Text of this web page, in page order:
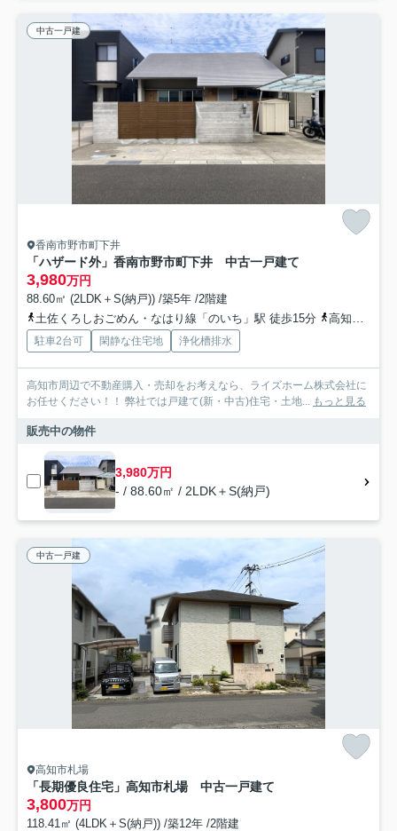
中古一戸建
香南市野市町下井
「ハザード外」香南市野市町下井 中古一戸建て
3,980万円
88.60㎡ (2LDK＋S(納戸)) /築5年 /2階建
土佐くろしおごめん・なはり線「のいち」駅 徒歩15分
高知県香南市「上高田（高知県）」バス停下車 徒歩7分
駐車2台可 閑静な住宅地 浄化槽排水
高知市周辺で不動産購入・売却をお考えなら、ライズホーム株式会社に
お任せください！！ 弊社では戸建て(新・中古)住宅・土地... もっと見る
販売中の物件
3,980万円
- / 88.60㎡ / 2LDK＋S(納戸)
中古一戸建
高知市札場
「長期優良住宅」高知市札場 中古一戸建て
3,800万円
118.41㎡ (4LDK＋S(納戸)) /築12年 /2階建